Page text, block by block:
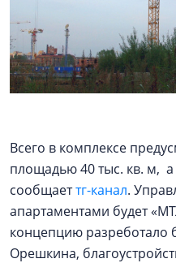
Всего в комплексе
площадью 40 тыс. кв. м, а
сообщаеттг-канал.
апартаментами будет
концепцию разреботало
Орешкина,